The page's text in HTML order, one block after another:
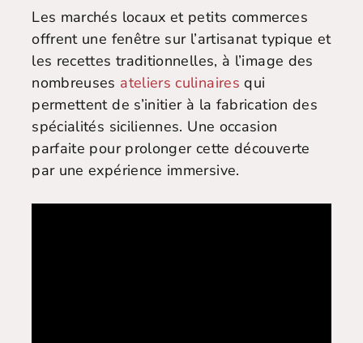
Les marchés locaux et petits commerces
offrent une fenêtre sur l’artisanat typique et
les recettes traditionnelles, à l’image des
nombreuses ateliers culinaires qui
permettent de s’initier à la fabrication des
spécialités siciliennes. Une occasion
parfaite pour prolonger cette découverte
par une expérience immersive.